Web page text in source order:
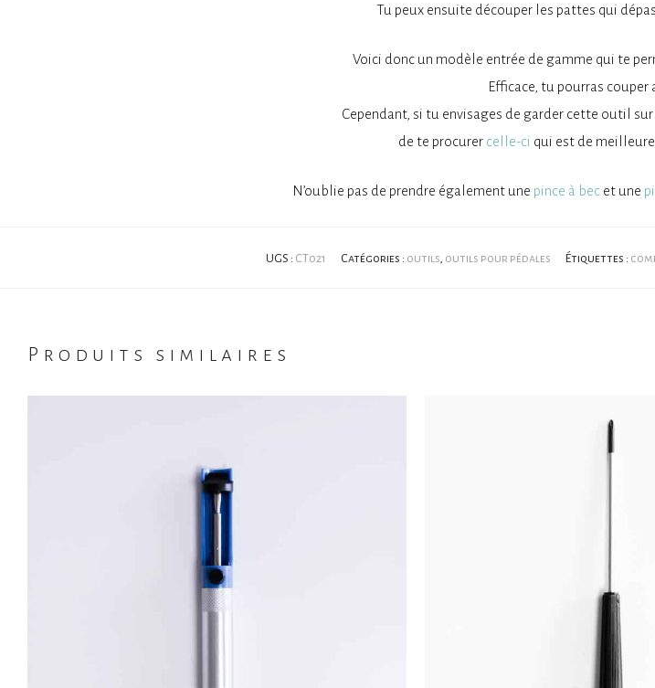
Tu peux ensuite découper les pattes qui
Voici donc un modèle entrée de gamme qui te
Efficace, tu pourras couper
Cependant, si tu envisages de garder cette outil
de te procurer celle-ci qui est de
N’oublie pas de prendre également une pince à bec et une
UGS : CT021 Catégories : outils, outils pour pédales Étiquettes :
Produits similaires